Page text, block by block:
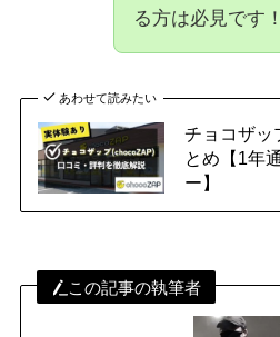
る方は必見です！
あわせて読みたい
チョコザッ
とめ【1年
ー】
この記事の執筆者